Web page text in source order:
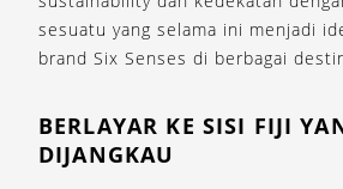
sesuatu yang selama ini menjadi
brand Six Senses di berbagai
BERLAYAR KE SISI FIJI
DIJANGKAU